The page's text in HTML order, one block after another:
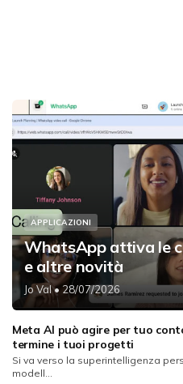
APPLICAZIONI
WhatsApp attiva le
e altre novità
Jo Val• 28/07/2026
Meta AI può agire per tuo
termine i tuoi progetti
Si va verso la superintelligenza
modell...